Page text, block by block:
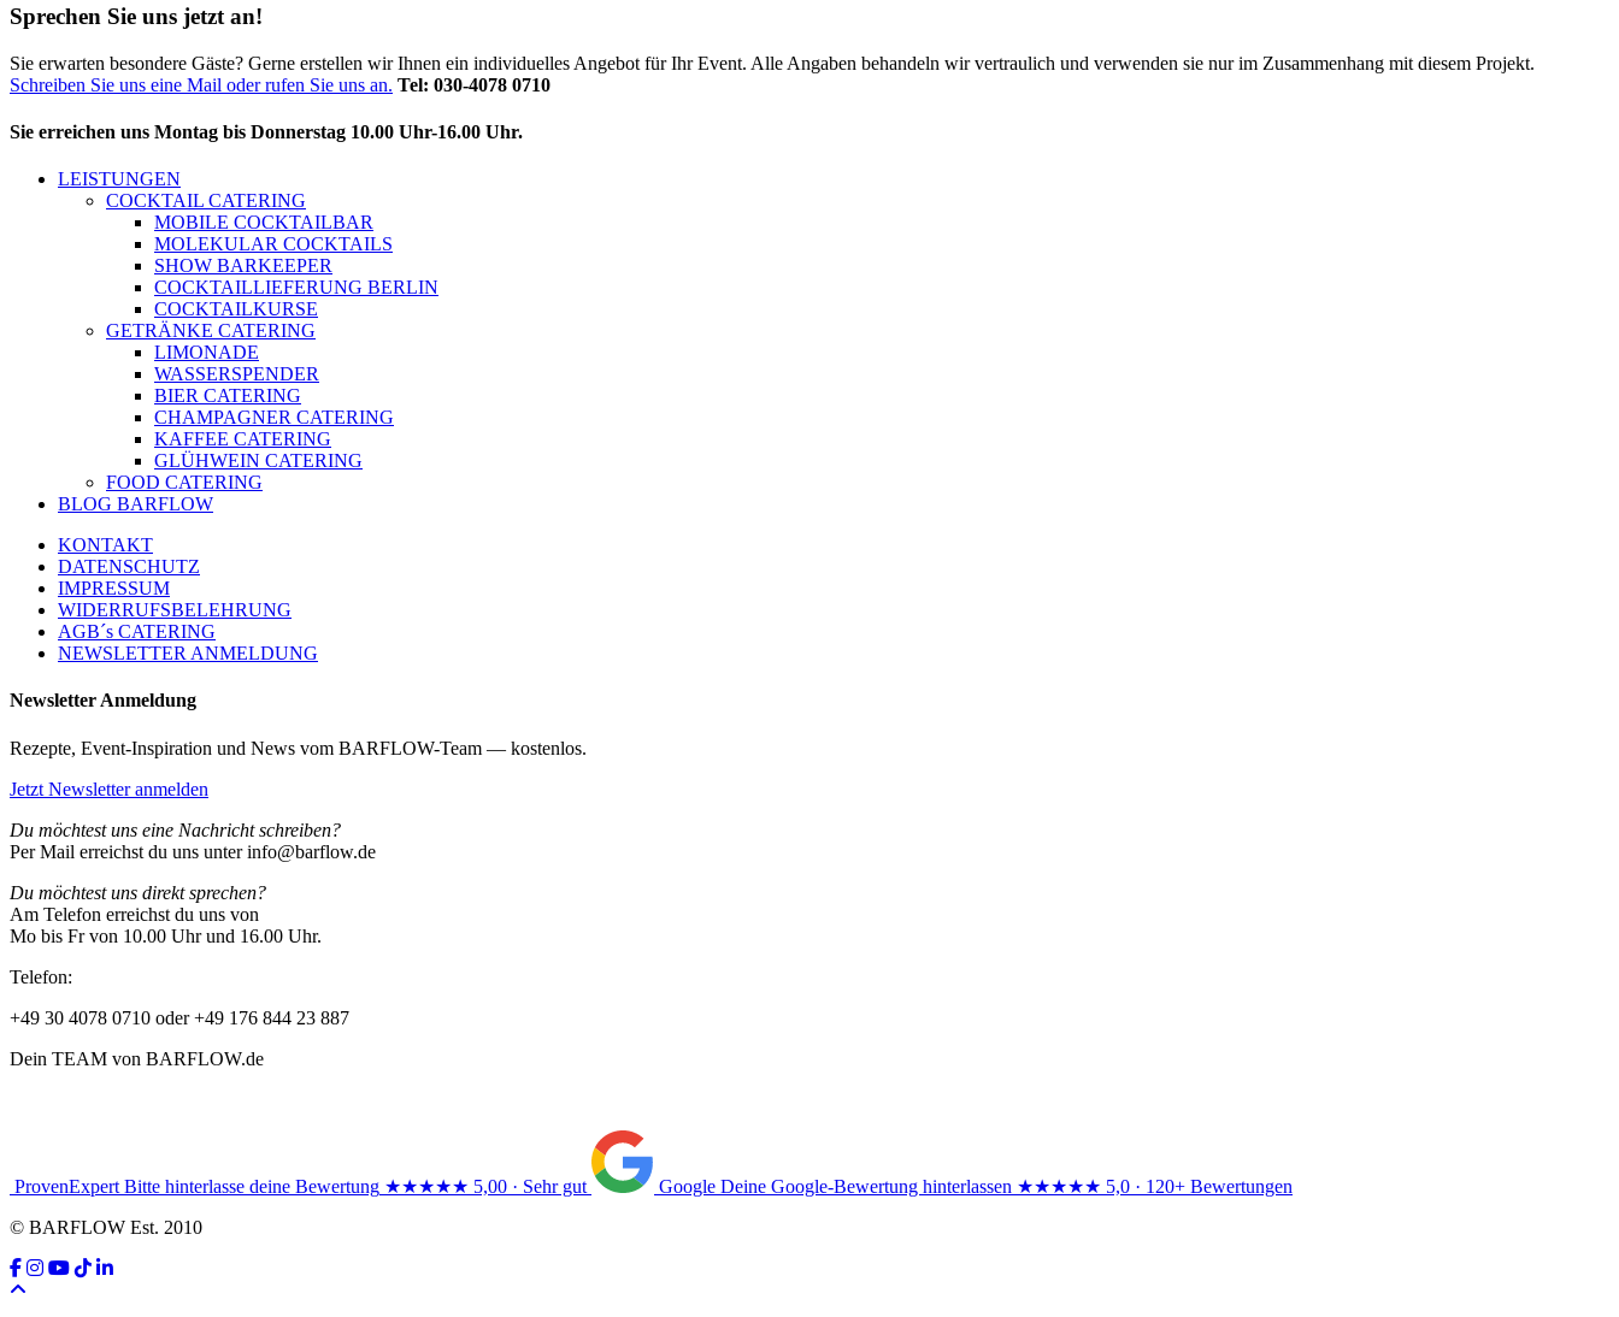
Sprechen Sie uns jetzt an!
Sie erwarten besondere Gäste? Gerne erstellen wir Ihnen ein individuelles Angebot für Ihr Event. Alle Angaben behandeln wir vertraulich und verwenden sie nur im Zusammenhang mit diesem Projekt.
Schreiben Sie uns eine Mail oder rufen Sie uns an. Tel: 030-4078 0710
Sie erreichen uns Montag bis Donnerstag 10.00 Uhr-16.00 Uhr.
LEISTUNGEN
COCKTAIL CATERING
MOBILE COCKTAILBAR
MOLEKULAR COCKTAILS
SHOW BARKEEPER
COCKTAILLIEFERUNG BERLIN
COCKTAILKURSE
GETRÄNKE CATERING
LIMONADE
WASSERSPENDER
BIER CATERING
CHAMPAGNER CATERING
KAFFEE CATERING
GLÜHWEIN CATERING
FOOD CATERING
BLOG BARFLOW
KONTAKT
DATENSCHUTZ
IMPRESSUM
WIDERRUFSBELEHRUNG
AGB´s CATERING
NEWSLETTER ANMELDUNG
Newsletter Anmeldung
Rezepte, Event-Inspiration und News vom BARFLOW-Team — kostenlos.
Jetzt Newsletter anmelden
Du möchtest uns eine Nachricht schreiben?
Per Mail erreichst du uns unter info@barflow.de
Du möchtest uns direkt sprechen?
Am Telefon erreichst du uns von
Mo bis Fr von 10.00 Uhr und 16.00 Uhr.
Telefon:
+49 30 4078 0710 oder +49 176 844 23 887
Dein TEAM von BARFLOW.de
ProvenExpert Bitte hinterlasse deine Bewertung ★★★★★ 5,00 · Sehr gut Google Deine Google-Bewertung hinterlassen ★★★★★ 5,0 · 120+ Bewertungen
© BARFLOW Est. 2010